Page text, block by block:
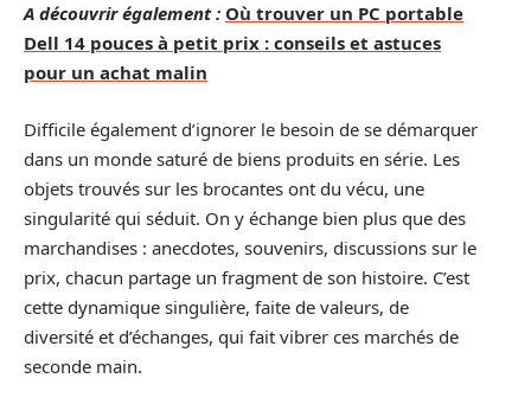
A découvrir également : Où trouver un PC portable
Dell 14 pouces à petit prix : conseils et astuces
pour un achat malin
Difficile également d’ignorer le besoin de se démarquer
dans un monde saturé de biens produits en série. Les
objets trouvés sur les brocantes ont du vécu, une
singularité qui séduit. On y échange bien plus que des
marchandises : anecdotes, souvenirs, discussions sur le
prix, chacun partage un fragment de son histoire. C’est
cette dynamique singulière, faite de valeurs, de
diversité et d’échanges, qui fait vibrer ces marchés de
seconde main.